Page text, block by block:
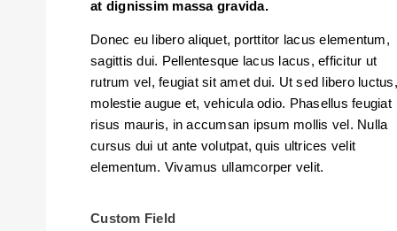
at dignissim massa gravida.
Donec eu libero aliquet, porttitor lacus elementum,
sagittis dui. Pellentesque lacus lacus, efficitur ut
rutrum vel, feugiat sit amet dui. Ut sed libero luctus,
molestie augue et, vehicula odio. Phasellus feugiat
risus mauris, in accumsan ipsum mollis vel. Nulla
cursus dui ut ante volutpat, quis ultrices velit
elementum. Vivamus ullamcorper velit.
Custom Field